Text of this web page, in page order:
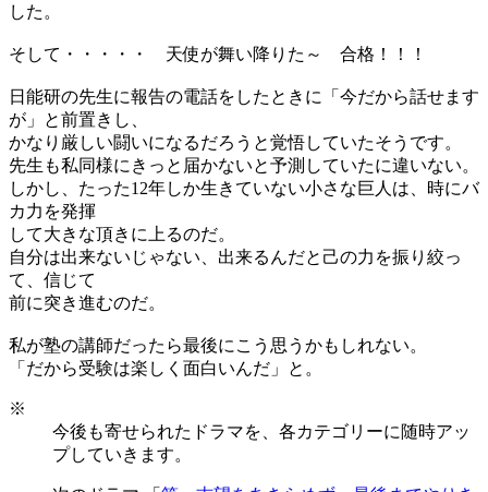
した。
そして・・・・・ 天使が舞い降りた～ 合格！！！
日能研の先生に報告の電話をしたときに「今だから話せます
が」と前置きし、
かなり厳しい闘いになるだろうと覚悟していたそうです。
先生も私同様にきっと届かないと予測していたに違いない。
しかし、たった12年しか生きていない小さな巨人は、時にバ
カ力を発揮
して大きな頂きに上るのだ。
自分は出来ないじゃない、出来るんだと己の力を振り絞っ
て、信じて
前に突き進むのだ。
私が塾の講師だったら最後にこう思うかもしれない。
「だから受験は楽しく面白いんだ」と。
※
今後も寄せられたドラマを、各カテゴリーに随時アッ
プしていきます。